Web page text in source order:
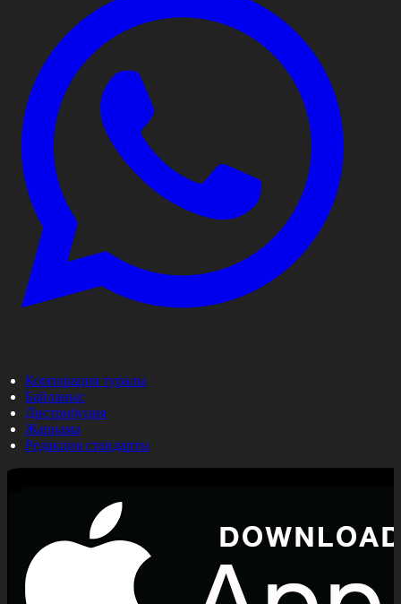
Корпорация туралы
Байланыс
Дистрибуция
Жарнама
Редакция стандарты